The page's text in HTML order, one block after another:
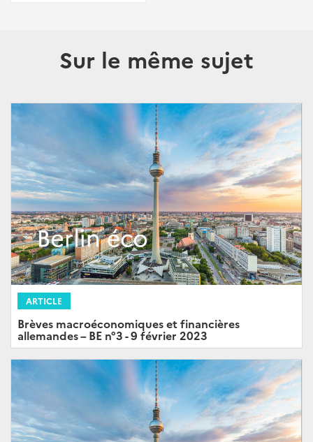
Sur le même sujet
ARTICLE
Brèves macroéconomiques et financières
allemandes – BE n°3 - 9 février 2023